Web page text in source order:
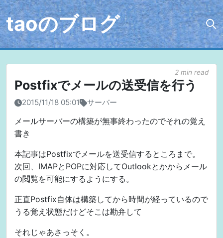
taoのブログ
2 min read
Postfixでメールの送受信を行う
2015/11/18 05:01 サーバー
メールサーバーの構築が無事終わったのでそれの覚え
書き
本記事はPostfixでメールを送受信するところまで。
次回、IMAPとPOPに対応してOutlookとかからメール
の閲覧を可能にするようにする。
正直Postfix自体は構築してから時間が経っているので
うる覚え状態だけどそこは勘弁して
それじゃあさっそく。